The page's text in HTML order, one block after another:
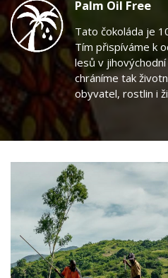
Palm Oil Free
Tato čokoláda je
Tím přispíváme k
lesů v jihovýchodní
chráníme tak
obyvatel, rostlin i